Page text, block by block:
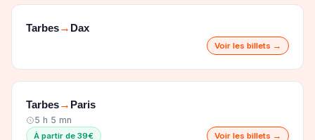
Tarbes→ Dax
Voir les billets →
Tarbes→ Paris
5 h 5 mn
À partir de 39€ Voir les billets →